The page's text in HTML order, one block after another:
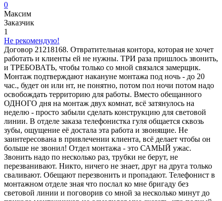
0
Максим
Заказчик
1
Не рекомендую!
Договор 21218168. Отвратительная контора, которая не хочет
работать и клиенты ей не нужны. ТРИ раза пришлось звонить,
и ТРЕБОВАТЬ, чтобы только со мной связался замерщик.
Монтаж подтверждают накануне монтажа под ночь - до 20
час., будет он или нт, не понятно, потом пол ночи потом надо
освобождать территорию для работы. Вместо обещанного
ОДНОГО дня на монтаж двух комнат, всё затянулось на
неделю - просто забыли сделать конструкцию для световой
линии. В отделе заказа телефонистка гуля общается сквозь
зубы, ощущение её достала эта работа и звонящие. Не
заинтересована в привлечении клиента, всё делает чтобы он
больше не звонил! Отдел монтажа - это САМЫЙ ужас.
Звонить надо по несколько раз, трубки не берут, не
перезванивают. Никто, ничего не знает, друг на друга только
сваливают. Обещают перезвонить и пропадают. Телефонист в
монтажном отделе зная что послал ко мне бригаду без
световой линии и поговорив со мной за несколько минут до